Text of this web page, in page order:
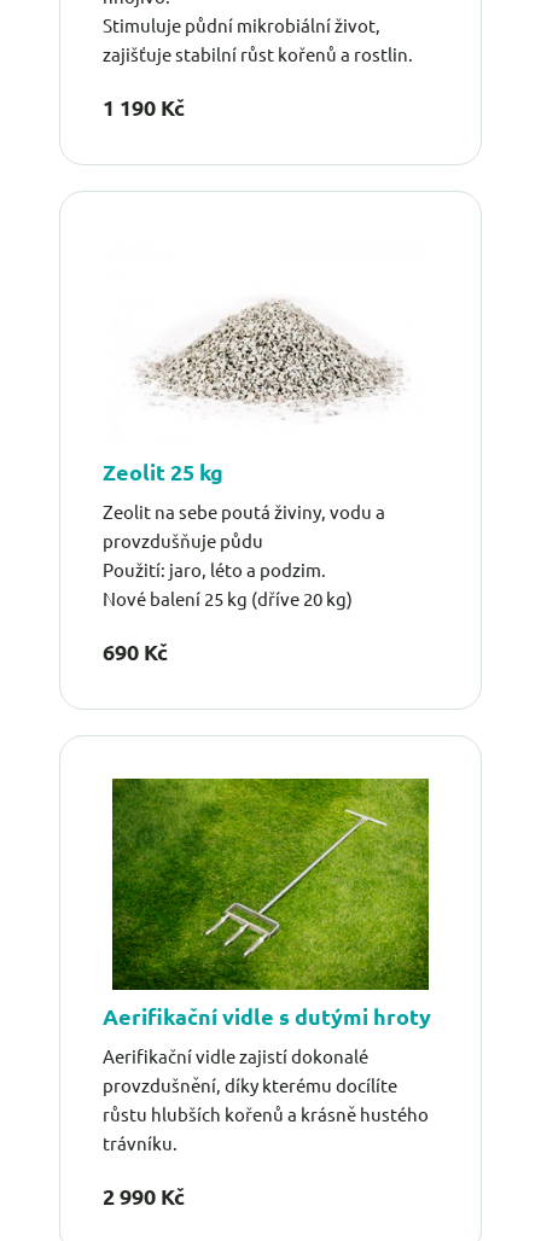
Stimuluje půdní mikrobiální život,
zajišťuje stabilní růst kořenů a rostlin.
1 190 Kč
Zeolit 25 kg
Zeolit na sebe poutá živiny, vodu a
provzdušňuje půdu
Použití: jaro, léto a podzim.
Nové balení 25 kg (dříve 20 kg)
690 Kč
Aerifikační vidle s dutými hroty
Aerifikační vidle zajistí dokonalé
provzdušnění, díky kterému docílíte
růstu hlubších kořenů a krásně hustého
trávníku.
2 990 Kč